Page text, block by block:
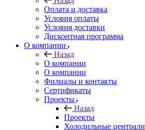
Оплата и доставка
Условия оплаты
Условия доставки
Дисконтная программа
О компании
Назад
О компании
О компании
Филиалы и контакты
Сертификаты
Проекты
Назад
Проекты
Холодильные централи